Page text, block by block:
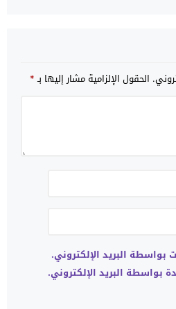
الحقول الإلزامية مشار إليها بـ*
بواسطة البريد الإلكتروني.
بواسطة البريد الإلكتروني.